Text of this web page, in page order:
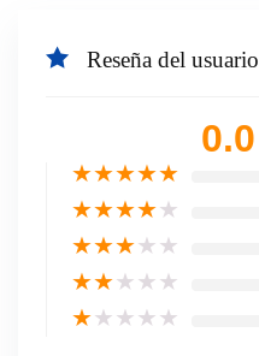
Reseña del usuario
0.0
★★★★★
★★★★★
★★★★★
★★★★★
★★★★★